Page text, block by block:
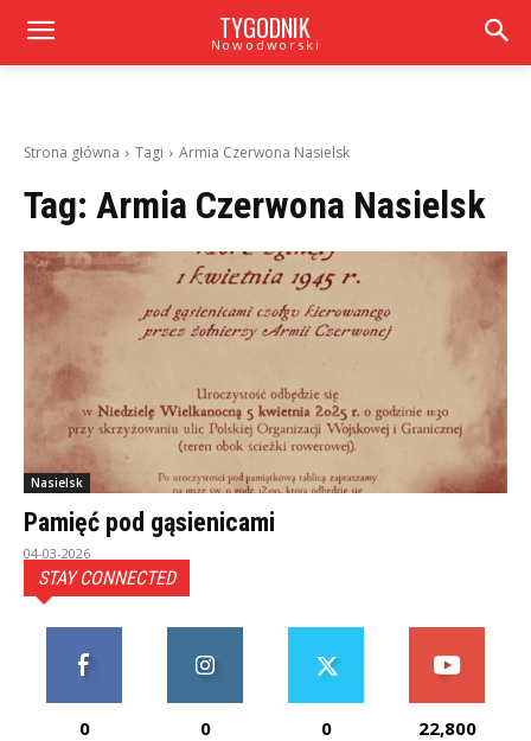
TYGODNIK
Nowodworski
Strona główna Tagi Armia Czerwona Nasielsk
Tag: Armia Czerwona Nasielsk
Nasielsk
Pamięć pod gąsienicami
04-03-2026
STAY CONNECTED
0 0 0 22,800